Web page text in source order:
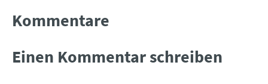
Kommentare
Einen Kommentar schreiben